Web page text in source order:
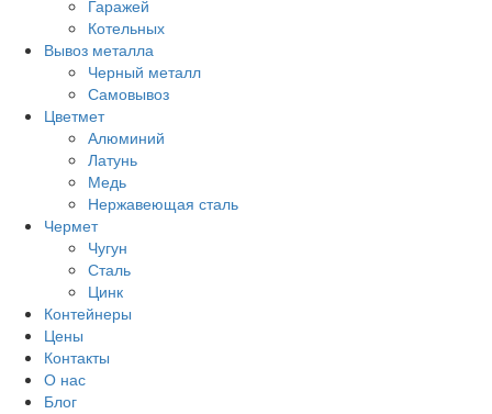
Гаражей
Котельных
Вывоз металла
Черный металл
Самовывоз
Цветмет
Алюминий
Латунь
Медь
Нержавеющая сталь
Чермет
Чугун
Сталь
Цинк
Контейнеры
Цены
Контакты
О нас
Блог